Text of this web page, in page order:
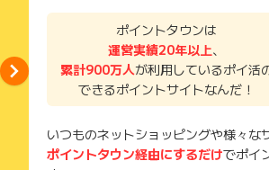
メールを送っていただく場合がございます
そのため、紛失・破棄された場合は対応い
ご注意ください。
(※) SafariやChromeなどwebサイトを表示
ポイントタウンは
運営実績20年以上、
累計900万人が利用しているポイ活
できるポイントサイトなんだ！
いつものネットショッピングや様々な
ポイントタウン経由にするだけでポイ